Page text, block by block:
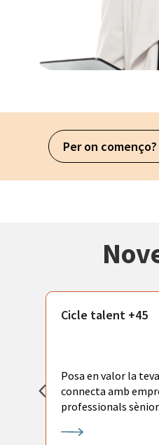
Per on
Cicle talent +45
Posa en valor la
connecta amb
professionals sènior.